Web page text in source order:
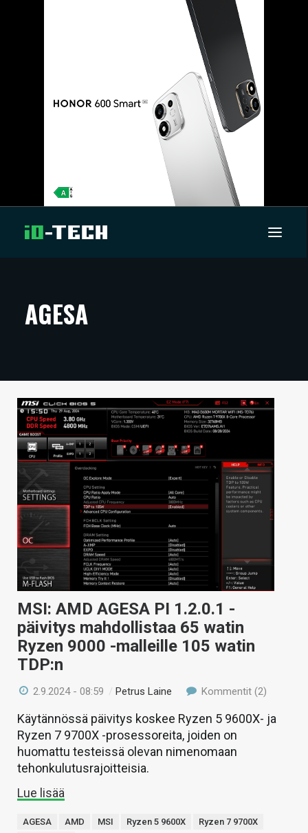
ARTIKKELIT
TECHBBS
TIETOA
HINTA.FI
KAUPPA
VAIHDA TEEMA
HAKU
AGESA
MSI: AMD AGESA PI 1.2.0.1 -
päivitys mahdollistaa 65 watin
Ryzen 9000 -malleille 105 watin
TDP:n
2.9.2024 - 08:59 /Petrus Laine Kommentit (2)
Käytännössä päivitys koskee Ryzen 5 9600X- ja
Ryzen 7 9700X -prosessoreita, joiden on
huomattu testeissä olevan nimenomaan
tehonkulutusrajoitteisia.
Lue lisää
AGESA AMD MSI Ryzen 5 9600X
Ryzen 7 9700X